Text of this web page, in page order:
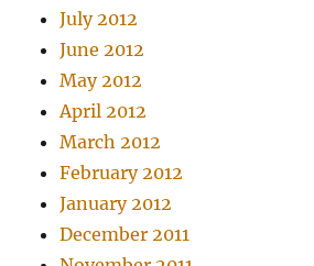
July 2012
June 2012
May 2012
April 2012
March 2012
February 2012
January 2012
December 2011